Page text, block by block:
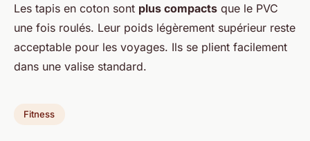
Les tapis en coton sont plus compacts que le PVC
une fois roulés. Leur poids légèrement supérieur reste
acceptable pour les voyages. Ils se plient facilement
dans une valise standard.
Fitness